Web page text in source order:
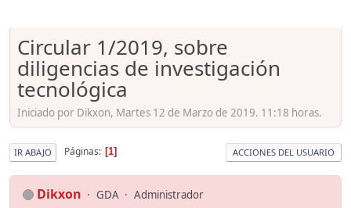
Circular 1/2019, sobre
diligencias de investigación
tecnológica
Iniciado por Dikxon, Martes 12 de Marzo de 2019. 11:18 horas.
IR ABAJO Páginas 1 ACCIONES DEL USUARIO
Dikxon GDA Administrador